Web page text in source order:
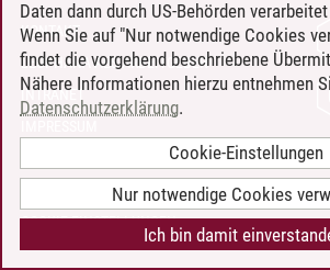
KONTAKT
LEUPHANA ALS ARBEITGEBER
INTRANET
BARRIEREFREIHEIT
COOKIE-EINSTELLUNGEN
Daten dann durch US-Behörden
Wenn Sie auf "Nur notwendige Cookies
findet die vorgehend beschriebene
Nähere Informationen hierzu entnehmen
Datenschutzerklärung.
Cookie-Einstellungen
Nur notwendige Cookies
Ich bin damit